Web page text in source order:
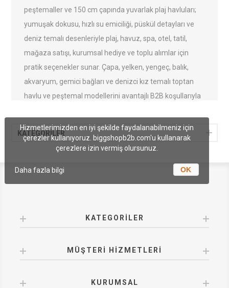
peştemaller ve 150 cm çapında yuvarlak plaj havluları;
yumuşak dokusu, hızlı su emiciliği, püskül detayları ve
deniz temalı desenleriyle plaj, havuz, spa, otel, tatil,
mağaza satışı, kurumsal hediye ve toplu alımlar için
pratik seçenekler sunar. Çapa, yelken, yengeç, balık,
akvaryum, gemici bağları ve denizci kız temalı toptan
havlu ve peştemal modellerini avantajlı B2B koşullarıyla
KATEGORİLER
KATEGORILER
MÜŞTERI HIZMETLERI
KURUMSAL
Hizmetlerimizden en iyi şekilde faydalanabilmeniz için
çerezler kullanıyoruz. biggshopb2b.com'u kullanarak
çerezlere izin vermiş olursunuz.
OK
Daha fazla bilgi